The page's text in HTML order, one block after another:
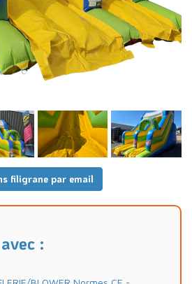
filigrane par email
: